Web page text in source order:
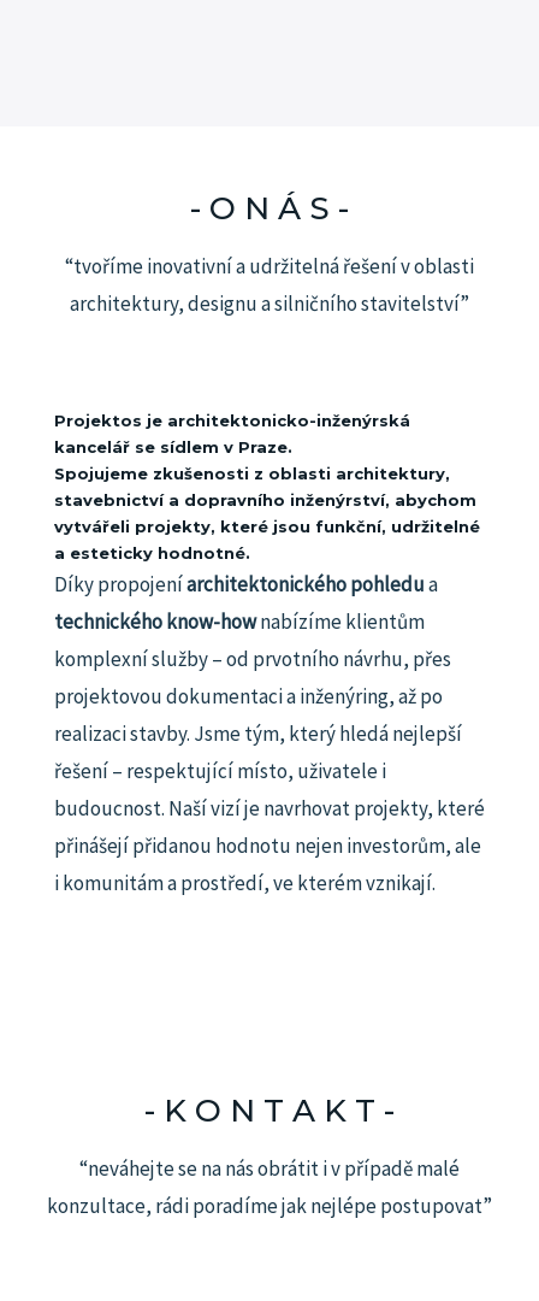
- O N Á S -
“tvoříme inovativní a udržitelná řešení v oblasti
architektury, designu a silničního stavitelství”
Projektos je architektonicko-inženýrská
kancelář se sídlem v Praze.
Spojujeme zkušenosti z oblasti architektury,
stavebnictví a dopravního inženýrství, abychom
vytvářeli projekty, které jsou funkční, udržitelné
a esteticky hodnotné.
Díky propojeníarchitektonického pohledua
technického know-hownabízíme klientům
komplexní služby – od prvotního návrhu, přes
projektovou dokumentaci a inženýring, až po
realizaci stavby. Jsme tým, který hledá nejlepší
řešení – respektující místo, uživatele i
budoucnost. Naší vizí je navrhovat projekty, které
přinášejí přidanou hodnotu nejen investorům, ale
i komunitám a prostředí, ve kterém vznikají.
- K O N T A K T -​
“neváhejte se na nás obrátit i v případě malé
konzultace, rádi poradíme jak nejlépe postupovat”